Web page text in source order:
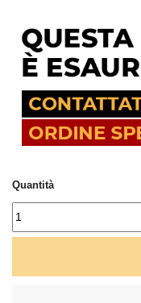
Quantità